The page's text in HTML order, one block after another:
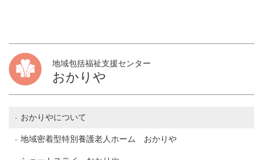
地域包括福祉支援センター
おかりや
おかりやについて
地域密着型特別養護老人ホーム おかりや